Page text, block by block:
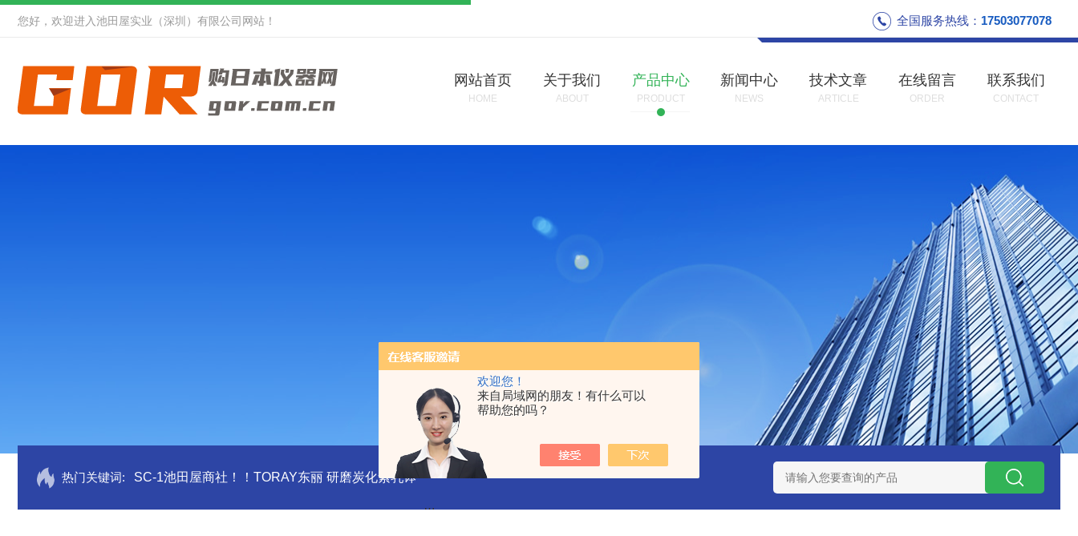
欢迎您！
来自局域网的朋友！有什么可以
帮助您的吗？
您好，欢迎进入池田屋实业（深圳）有限公司网站！ 全国服务热线： 17503077078
网站首页
HOME
关于我们
ABOUT
产品中心
PRODUCT
新闻中心
NEWS
技术文章
ARTICLE
在线留言
ORDER
联系我们
CONTACT
热门关键词: SC-1池田屋商社！！TORAY东丽 研磨炭化素乳钵 AGB-K-0.2-C01-H03池田屋！！TORAY东丽 TZP氧化锆陶瓷研磨球 AGB-K-0.4-C01-Q69全新！！TORAY东丽